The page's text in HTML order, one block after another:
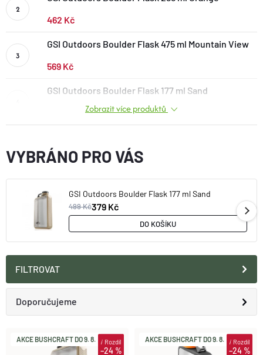
BOTY A PONOŽKY
DOPLŇKY
VYBAVENÍ
CYKLISTIKA
Značky
Velikosti Kontakty Napište nám
Slovník pojmů
Nákup pro kolektiv
Slevové kódy
Doprava a platba
Mimosoudní řešení sporů
Obchodní podmínky
Ochrana osobních údajů
Reklamace
Výměna a vrácení
Stav objednávky
O nás
Moje objednávka
462 Kč
GSI Outdoors Boulder Flask 475 ml Mountain View
569 Kč
GSI Outdoors Boulder Flask 177 ml Sand
Zobrazit více produktů
VYBRÁNO PRO VÁS
GSI Outdoors Boulder Flask 177 ml Sand
499 Kč379 Kč
DO KOŠÍKU
FILTROVAT
Ř
A
Doporučujeme
V
AKCE BUSHCRAFT DO 9. 8.
–24 %
iRozdíl AKCE BUSHCRAFT DO 9. 8.
–24 %
iRozdíl